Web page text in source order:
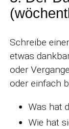
Schreibe
etwas
oder
oder einfach
Was hat
Wie hat